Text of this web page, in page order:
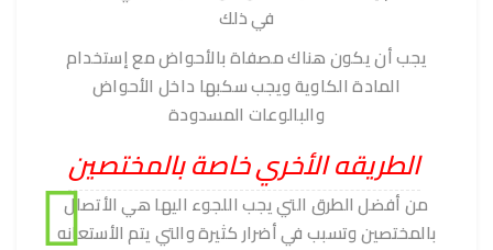
في ذلك
يجب أن يكون هناك مصفاة بالأحواض مع إستخدام
المادة الكاوية ويجب سكبها داخل الأحواض
والبالوعات المسدودة
الطريقه الأخري خاصة بالمختصين
من أفضل الطرق التي يجب اللجوء اليها هي الأتصال
بالمختصين وتسبب في أضرار كثيرة والتي يتم الأستعانه